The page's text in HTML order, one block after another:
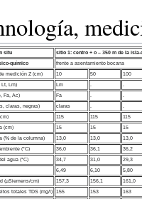
situ sitio 1: centro + o – 350 m de la isla-
químico frente a asentamiento bocana
medición Z (cm) 10 50 100
Lt, Lm) Lm . .
Fa, Ac) Fa . .
claras, negras) claras . .
115 115 115
(cm) 15 15 15
(% de la columna) 13,0 13,0 13,0
(°C) 36,0 36,1 36,2
agua (°C) 34,7 31,0 29,3
6,49 6,10 5,80
(µSiemens/cm) 157,3 156,1 161,0
totales TDS (mg/l) 155 153 163